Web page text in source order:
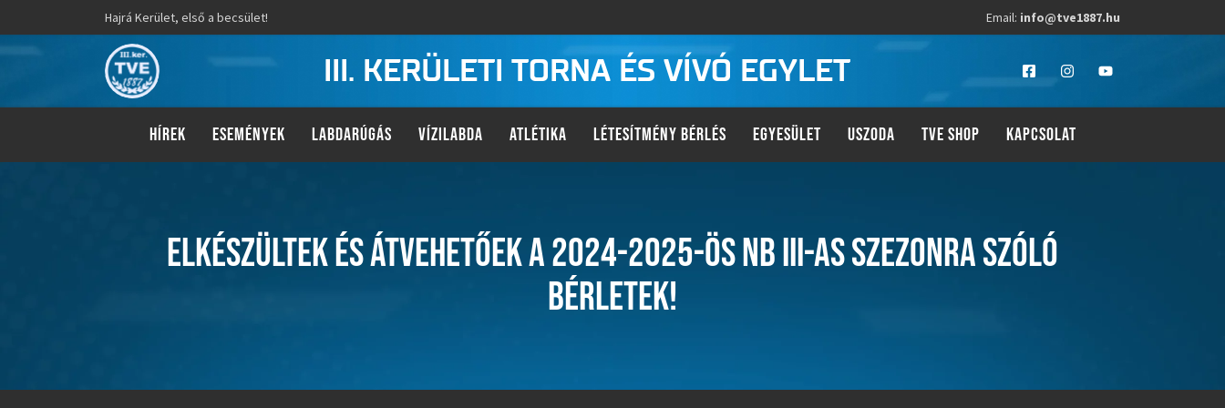
Hajrá Kerület, első a becsület! Email: info@tve1887.hu
III. KERÜLETI TORNA ÉS VÍVÓ EGYLET
HÍREK ESEMÉNYEK LABDARÚGÁS VÍZILABDA ATLÉTIKA LÉTESÍTMÉNY BÉRLÉS EGYESÜLET USZODA TVE SHOP KAPCSOLAT
ELKÉSZÜLTEK ÉS ÁTVEHETŐEK A 2024-2025-ÖS NB III-AS SZEZONRA SZÓLÓ
BÉRLETEK!